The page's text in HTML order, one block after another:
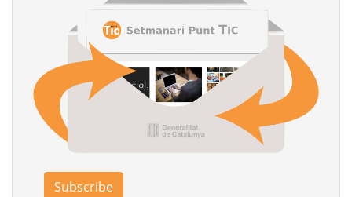
Subscribe